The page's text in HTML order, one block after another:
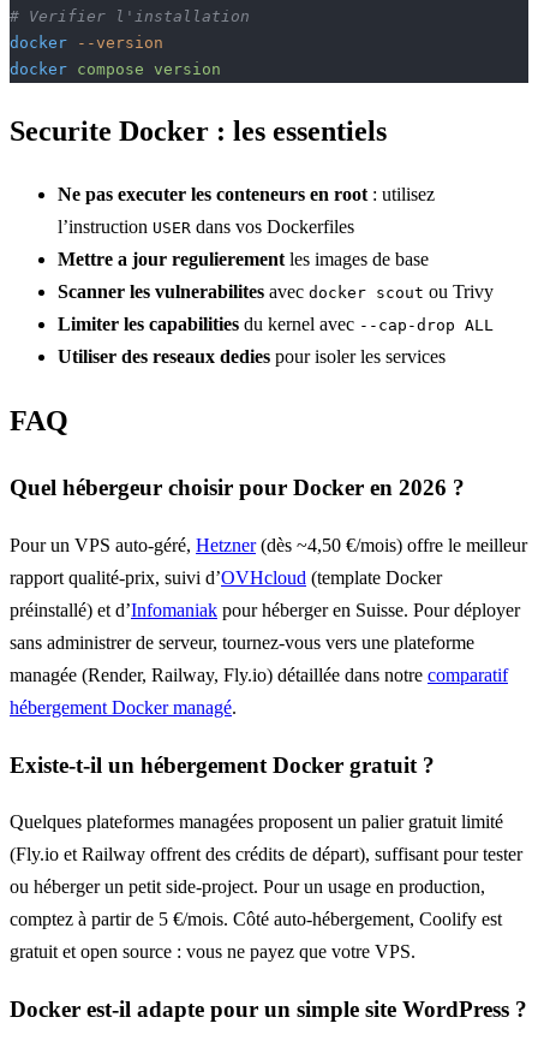
# Verifier l'installation
docker --version
docker compose version
Securite Docker : les essentiels
Ne pas executer les conteneurs en root: utilisez
l’instruction USER dans vos Dockerfiles
Mettre a jour regulierementles images de base
Scanner les vulnerabilites avec docker scout ou Trivy
Limiter les capabilities du kernel avec --cap-drop ALL
Utiliser des reseaux dedies pour isoler les services
FAQ
Quel hébergeur choisir pour Docker en 2026 ?
Pour un VPS auto-géré, Hetzner(dès ~4,50 €/mois) offre le meilleur
rapport qualité-prix, suivi d’OVHcloud (template Docker
préinstallé) et d’Infomaniak pour héberger en Suisse. Pour déployer
sans administrer de serveur, tournez-vous vers une plateforme
managée (Render, Railway, Fly.io) détaillée dans notre comparatif
hébergement Docker managé.
Existe-t-il un hébergement Docker gratuit ?
Quelques plateformes managées proposent un palier gratuit limité
(Fly.io et Railway offrent des crédits de départ), suffisant pour tester
ou héberger un petit side-project. Pour un usage en production,
comptez à partir de 5 €/mois. Côté auto-hébergement, Coolify est
gratuit et open source : vous ne payez que votre VPS.
Docker est-il adapte pour un simple site WordPress ?